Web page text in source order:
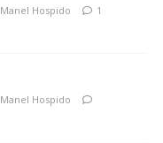
Manel Hospido 1
Manel Hospido